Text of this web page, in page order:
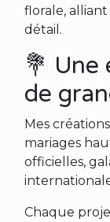
florale,
détail.
💐 Une
de
Mes
mariages
officielles,
Chaque